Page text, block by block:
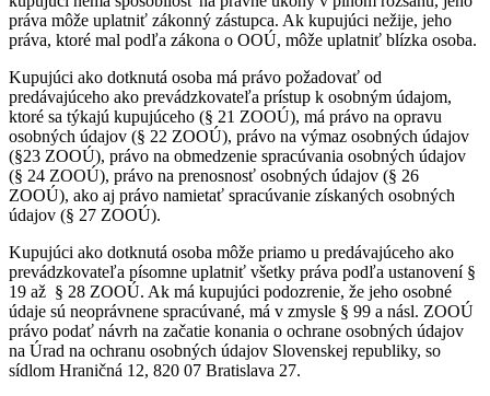
práva môže uplatniť zákonný zástupca. Ak kupujúci nežije, jeho
práva, ktoré mal podľa zákona o OOÚ, môže uplatniť blízka osoba.
Kupujúci ako dotknutá osoba má právo požadovať od
predávajúceho ako prevádzkovateľa prístup k osobným údajom,
ktoré sa týkajú kupujúceho (§ 21 ZOOÚ), má právo na opravu
osobných údajov (§ 22 ZOOÚ), právo na výmaz osobných údajov
(§23 ZOOÚ), právo na obmedzenie spracúvania osobných údajov
(§ 24 ZOOÚ), právo na prenosnosť osobných údajov (§ 26
ZOOÚ), ako aj právo namietať spracúvanie získaných osobných
údajov (§ 27 ZOOÚ).
Kupujúci ako dotknutá osoba môže priamo u predávajúceho ako
prevádzkovateľa písomne uplatniť všetky práva podľa ustanovení §
19 až § 28 ZOOÚ. Ak má kupujúci podozrenie, že jeho osobné
údaje sú neoprávnene spracúvané, má v zmysle § 99 a násl. ZOOÚ
právo podať návrh na začatie konania o ochrane osobných údajov
na Úrad na ochranu osobných údajov Slovenskej republiky, so
sídlom Hraničná 12, 820 07 Bratislava 27.